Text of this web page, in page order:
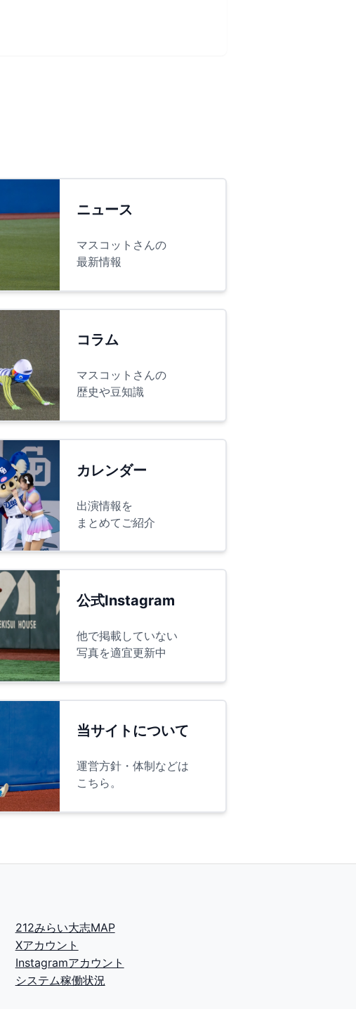
ニュース
マスコットさんの
最新情報
コラム
マスコットさんの
歴史や豆知識
カレンダー
出演情報を
まとめてご紹介
公式Instagram
他で掲載していない
写真を適宜更新中
当サイトについて
運営方針・体制などは
こちら。
212みらい大志MAP
Xアカウント
Instagramアカウント
システム稼働状況